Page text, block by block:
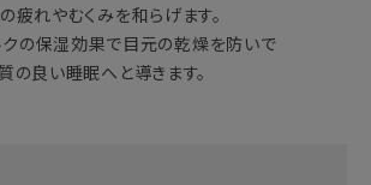
疲れやむくみを和らげます。
クの保湿効果で目元の乾燥を防いで
質の良い睡眠へと導きます。